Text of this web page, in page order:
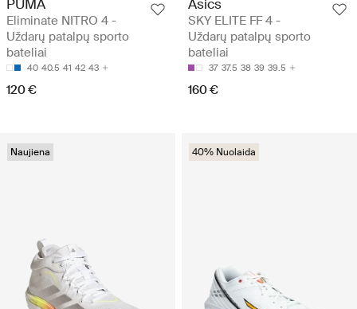
PUMA
Eliminate NITRO 4 -
Uždarų patalpų sporto
bateliai
40 40.5 41 42 43
120 €
Asics
SKY ELITE FF 4 -
Uždarų patalpų sporto
bateliai
37 37.5 38 39 39.5
160 €
Naujiena 40% Nuolaida